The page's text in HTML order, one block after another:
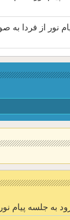
نور از فردا به
به جلسه پیام نور